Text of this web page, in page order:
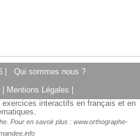
| Qui sommes nous ?
Mentions Légales
interactifs en français et en
Pour en savoir plus : www.orthographe-